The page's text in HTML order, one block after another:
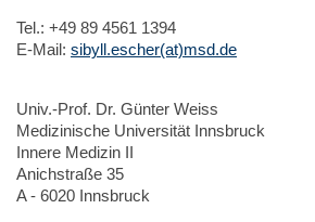
Tel.: +49 89 4561 1394
E-Mail: sibyll.escher(at)msd.de
Univ.-Prof. Dr. Günter Weiss
Medizinische Universität Innsbruck
Innere Medizin II
Anichstraße 35
A - 6020 Innsbruck